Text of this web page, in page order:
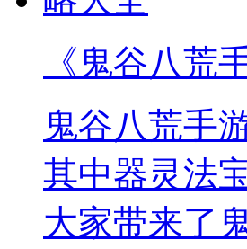
《鬼谷八荒
鬼谷八荒手
其中器灵法
大家带来了